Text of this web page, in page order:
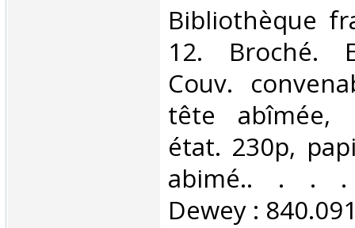
‎Bibliothèque
12. Broché.
Couv.
tête abîmée,
état. 230p,
abimé.. . . .
Dewey :